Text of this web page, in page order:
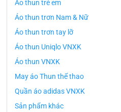
Áo thun trẻ em
Áo thun trơn Nam & Nữ
Áo thun trơn tay lỡ
Áo thun Uniqlo VNXK
Áo thun VNXK
May áo Thun thể thao
Quần áo adidas VNXK
Sản phẩm khác